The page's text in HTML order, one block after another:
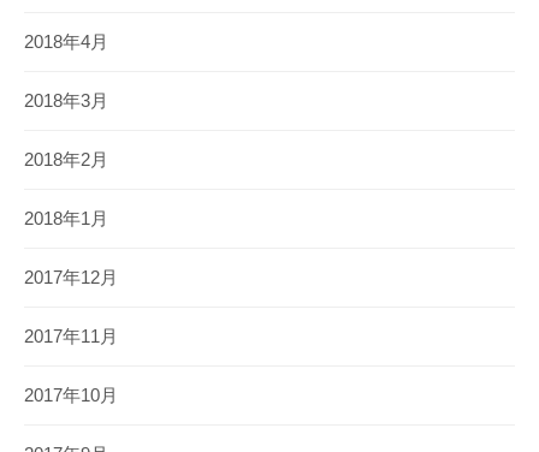
2018年4月
2018年3月
2018年2月
2018年1月
2017年12月
2017年11月
2017年10月